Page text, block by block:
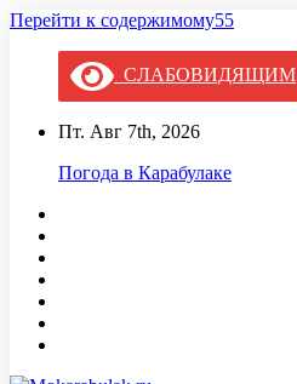
Перейти к содержимому55
СЛАБОВИДЯЩИМ
Пт. Авг 7th, 2026
Погода в Карабулаке